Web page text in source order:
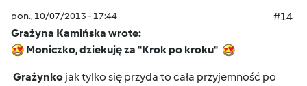
pon., 10/07/2013 - 17:44
#14
Grażyna Kamińska wrote:
Moniczko, dziekuję za "Krok po kroku"
Grażynko jak tylko się przyda to cała przyjemność po